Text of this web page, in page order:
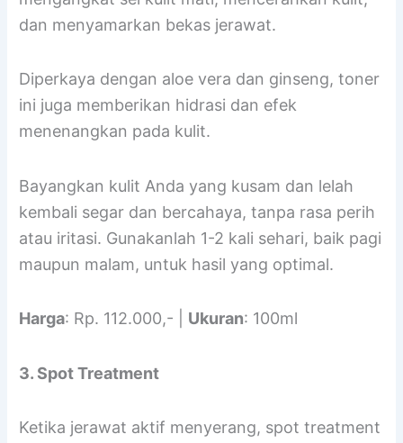
dan menyamarkan bekas jerawat.
Diperkaya dengan aloe vera dan ginseng, toner
ini juga memberikan hidrasi dan efek
menenangkan pada kulit.
Bayangkan kulit Anda yang kusam dan lelah
kembali segar dan bercahaya, tanpa rasa perih
atau iritasi. Gunakanlah 1-2 kali sehari, baik pagi
maupun malam, untuk hasil yang optimal.
Harga: Rp. 112.000,- | Ukuran: 100ml
3. Spot Treatment
Ketika jerawat aktif menyerang, spot treatment